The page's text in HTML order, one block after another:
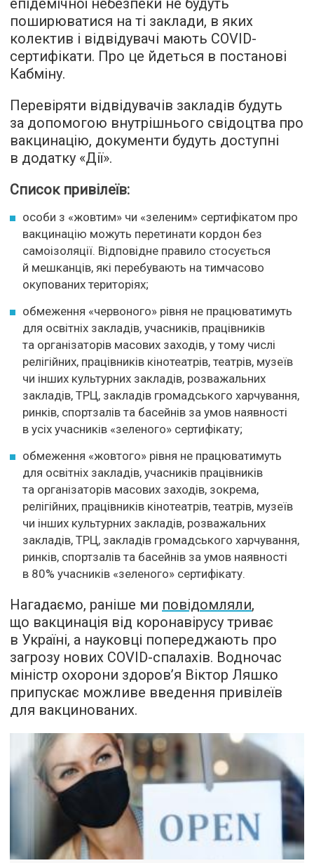
епідемічної небезпеки не будуть
поширюватися на ті заклади, в яких
колектив і відвідувачі мають COVID-
сертифікати. Про це йдеться в постанові
Кабміну.
Перевіряти відвідувачів закладів будуть
за допомогою внутрішнього свідоцтва про
вакцинацію, документи будуть доступні
в додатку «Дії».
Список привілеїв:
особи з «жовтим» чи «зеленим» сертифікатом про
вакцинацію можуть перетинати кордон без
самоізоляції. Відповідне правило стосується
й мешканців, які перебувають на тимчасово
окупованих територіях;
обмеження «червоного» рівня не працюватимуть
для освітніх закладів, учасників, працівників
та організаторів масових заходів, у тому числі
релігійних, працівників кінотеатрів, театрів, музеїв
чи інших культурних закладів, розважальних
закладів, ТРЦ, закладів громадського харчування,
ринків, спортзалів та басейнів за умов наявності
в усіх учасників «зеленого» сертифікату;
обмеження «жовтого» рівня не працюватимуть
для освітніх закладів, учасників працівників
та організаторів масових заходів, зокрема,
релігійних, працівників кінотеатрів, театрів, музеїв
чи інших культурних закладів, розважальних
закладів, ТРЦ, закладів громадського харчування,
ринків, спортзалів та басейнів за умов наявності
в 80% учасників «зеленого» сертифікату.
Нагадаємо, раніше ми повідомляли,
що вакцинація від коронавірусу триває
в Україні, а науковці попереджають про
загрозу нових COVID-спалахів. Водночас
міністр охорони здоров’я Віктор Ляшко
припускає можливе введення привілеїв
для вакцинованих.